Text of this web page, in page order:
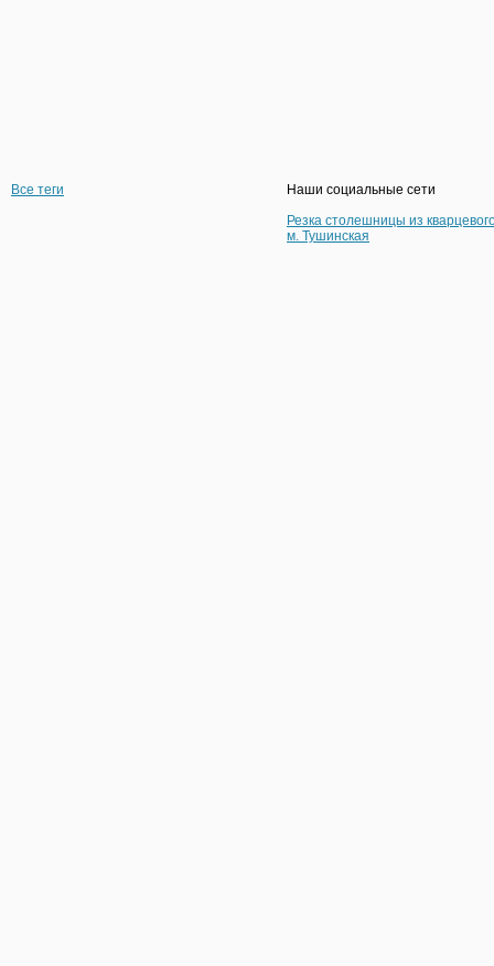
Все теги
Наши социальные сети
Резка столешницы из
м. Тушинская